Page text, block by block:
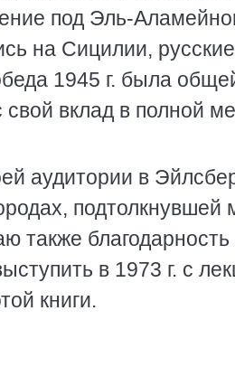
под Эль-
на Сицилии,
1945 г. была
вклад в полной
аудитории в
подтолкнувшей
также
в 1973 г. с
книги.